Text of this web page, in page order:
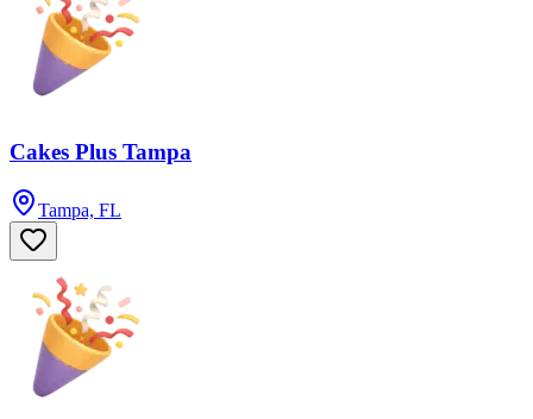
Cakes Plus Tampa
Tampa, FL